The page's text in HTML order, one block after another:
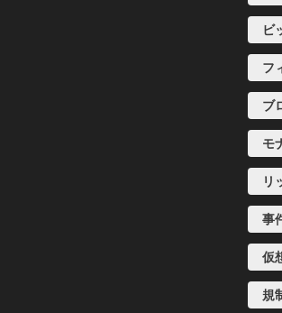
ビ
フ
ブ
モ
リ
事
仮
規